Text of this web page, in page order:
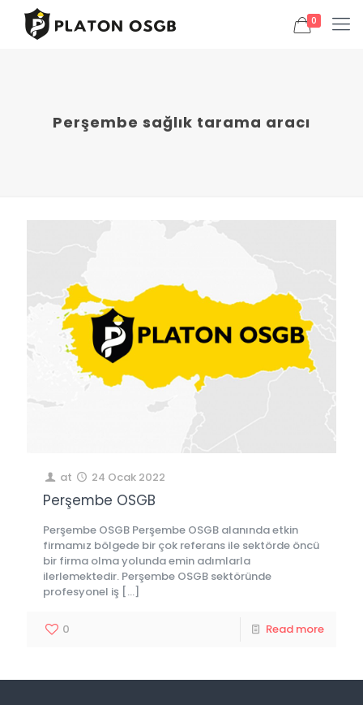
0
Perşembe sağlık tarama aracı
at 24 Ocak 2022
Perşembe OSGB
Perşembe OSGB Perşembe OSGB alanında etkin
firmamız bölgede bir çok referans ile sektörde öncü
bir firma olma yolunda emin adımlarla
ilerlemektedir. Perşembe OSGB sektöründe
profesyonel iş […]
0 Read more